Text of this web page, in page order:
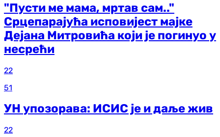
"Пусти ме мама, мртав сам.."
Срцепарајућа исповијест мајке
Дејана Митровића који је погинуо у
несрећи
22
51
УН упозорава: ИСИС је и даље жив
22